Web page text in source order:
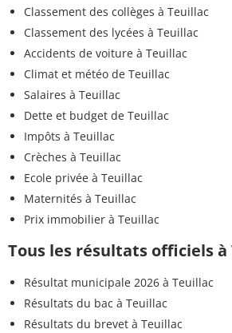
Classement des collèges à Teuillac
Classement des lycées à Teuillac
Accidents de voiture à Teuillac
Climat et météo de Teuillac
Salaires à Teuillac
Dette et budget de Teuillac
Impôts à Teuillac
Crèches à Teuillac
Ecole privée à Teuillac
Maternités à Teuillac
Prix immobilier à Teuillac
Tous les résultats officiels à
Résultat municipale 2026 à Teuillac
Résultats du bac à Teuillac
Résultats du brevet à Teuillac